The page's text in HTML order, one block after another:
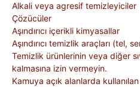
Alkali veya agresif temizleyiciler
Çözücüler
Aşındırıcı içerikli kimyasallar
Aşındırıcı temizlik araçları (tel,
Temizlik ürünlerinin veya diğer
kalmasına izin vermeyin.
Kamuya açık alanlarda